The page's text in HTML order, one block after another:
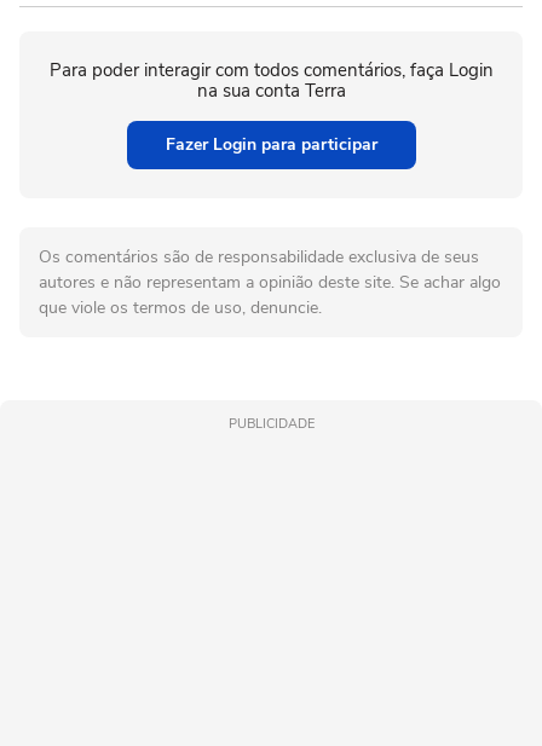
Para poder interagir com todos comentários, faça Login
na sua conta Terra
Fazer Login para participar
Os comentários são de responsabilidade exclusiva de seus
autores e não representam a opinião deste site. Se achar algo
que viole os termos de uso, denuncie.
PUBLICIDADE